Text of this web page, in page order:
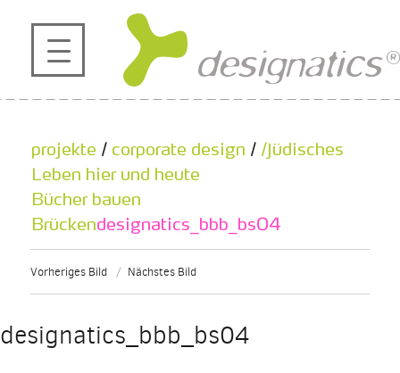
profil
projekte
kontakt
referenzen
de | en
projekte / corporate design / /Jüdisches
Leben hier und heute
Bücher bauen
Brückendesignatics_bbb_bs04
Vorheriges Bild Nächstes Bild
designatics_bbb_bs04